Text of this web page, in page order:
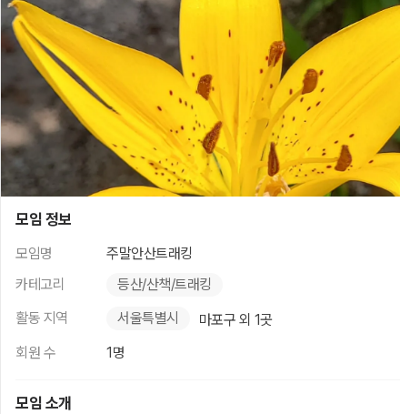
모
임,
Y)
문
로
가
모임 정보
모임명
주말안산트래킹
카테고리
등산/산책/트래킹
활동 지역
서울특별시
마포구 외 1곳
회원 수
1명
모임 소개